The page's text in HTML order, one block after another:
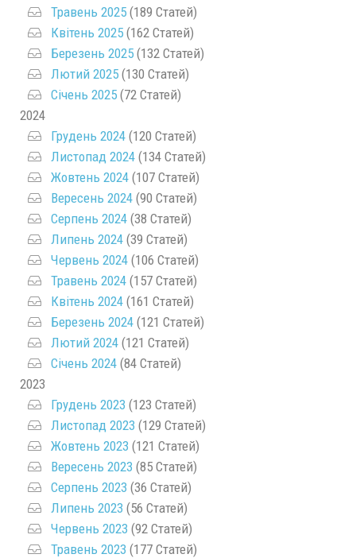
Травень 2025 (189 Статей)
Квітень 2025 (162 Статей)
Березень 2025 (132 Статей)
Лютий 2025 (130 Статей)
Січень 2025 (72 Статей)
2024
Грудень 2024 (120 Статей)
Листопад 2024 (134 Статей)
Жовтень 2024 (107 Статей)
Вересень 2024 (90 Статей)
Серпень 2024 (38 Статей)
Липень 2024 (39 Статей)
Червень 2024 (106 Статей)
Травень 2024 (157 Статей)
Квітень 2024 (161 Статей)
Березень 2024 (121 Статей)
Лютий 2024 (121 Статей)
Січень 2024 (84 Статей)
2023
Грудень 2023 (123 Статей)
Листопад 2023 (129 Статей)
Жовтень 2023 (121 Статей)
Вересень 2023 (85 Статей)
Серпень 2023 (36 Статей)
Липень 2023 (56 Статей)
Червень 2023 (92 Статей)
Травень 2023 (177 Статей)